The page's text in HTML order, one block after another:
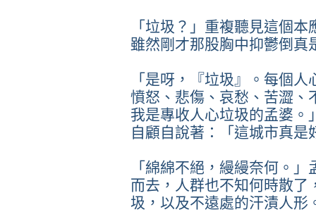
「垃圾？」重複聽見這個
雖然剛才那股胸中抑鬱倒真
「是呀，『垃圾』。每個
憤怒、悲傷、哀愁、苦澀、
我是專收人心垃圾的孟婆。
自顧自說著：「這城市真
「綿綿不絕，縵縵奈何。
而去，人群也不知何時散了
圾，以及不遠處的汗漬人形